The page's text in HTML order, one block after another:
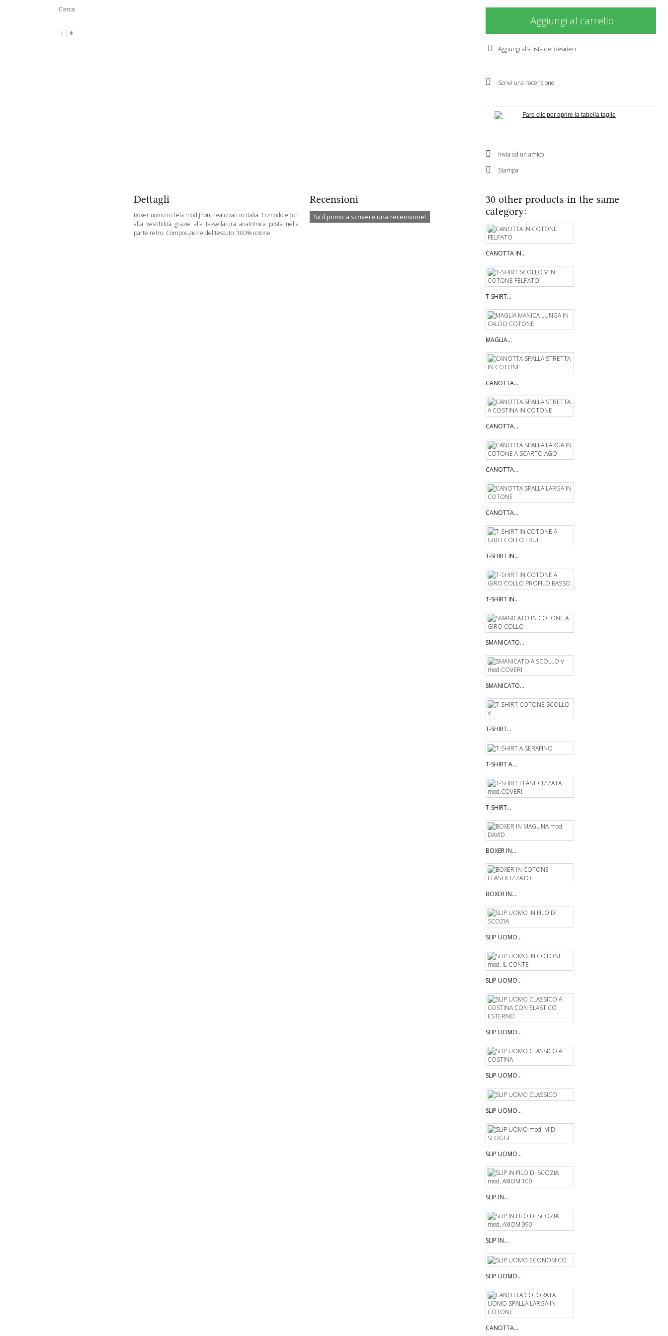
$ €
Aggiungi al carrello
Aggiungi alla lista dei desideri
Scrivi una recensione
Fare clic per aprire la tabella taglie
Invia ad un amico
Stampa
Dettagli
Boxer uomo in tela mod.Jhon, realizzati in Italia. Comodo e con
alta vestibilità grazie alla tassellatura anatomica posta nella
parte retro. Composizione del tessuto: 100% cotone.
Recensioni
Sii il primo a scrivere una recensione!
30 other products in the same
category:
CANOTTA IN...
T-SHIRT...
MAGLIA...
CANOTTA...
CANOTTA...
CANOTTA...
CANOTTA...
T-SHIRT IN...
T-SHIRT IN...
SMANICATO...
SMANICATO...
T-SHIRT...
T-SHIRT A...
T-SHIRT...
BOXER IN...
BOXER IN...
SLIP UOMO...
SLIP UOMO...
SLIP UOMO...
SLIP UOMO...
SLIP UOMO...
SLIP UOMO...
SLIP IN...
SLIP IN...
SLIP UOMO...
CANOTTA...